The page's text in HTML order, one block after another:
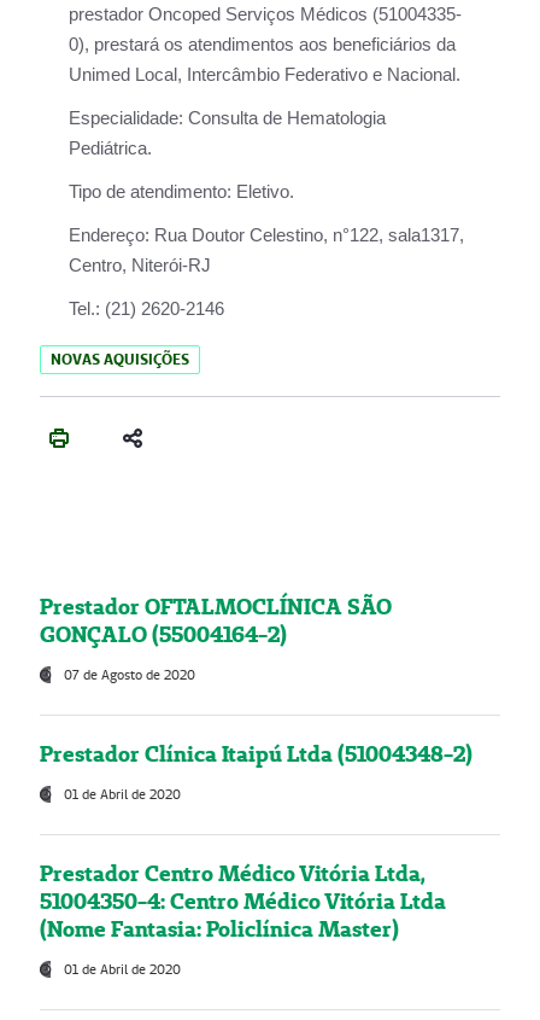
prestador Oncoped Serviços Médicos (51004335-
0), prestará os atendimentos aos beneficiários da
Unimed Local, Intercâmbio Federativo e Nacional.
Especialidade: Consulta de Hematologia
Pediátrica.
Tipo de atendimento: Eletivo.
Endereço: Rua Doutor Celestino, n°122, sala1317,
Centro, Niterói-RJ
Tel.: (21) 2620-2146
NOVAS AQUISIÇÕES
Prestador OFTALMOCLÍNICA SÃO
GONÇALO (55004164-2)
07 de Agosto de 2020
Prestador Clínica Itaipú Ltda (51004348-2)
01 de Abril de 2020
Prestador Centro Médico Vitória Ltda,
51004350-4: Centro Médico Vitória Ltda
(Nome Fantasia: Policlínica Master)
01 de Abril de 2020